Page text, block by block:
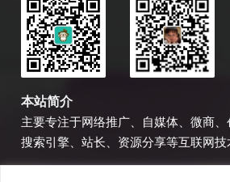
本站简介
主要专注于网络推广、自媒体、微商、
搜索引擎、站长、资源分享等互联网